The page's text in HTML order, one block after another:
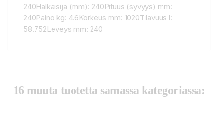
240Halkaisija (mm): 240Pituus (syvyys) mm:
240Paino kg: 4.6Korkeus mm: 1020Tilavuus l:
58.752Leveys mm: 240
16 muuta tuotetta samassa kategoriassa: